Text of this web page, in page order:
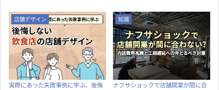
店舗デザイン
実際にあった失敗事例に学ぶ、後悔
知識
ナフサショックで店舗開業が間に合